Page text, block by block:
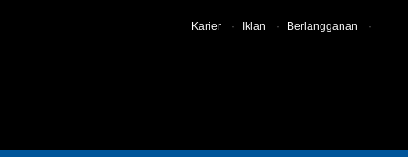
Karier · Iklan · Berlangganan ·